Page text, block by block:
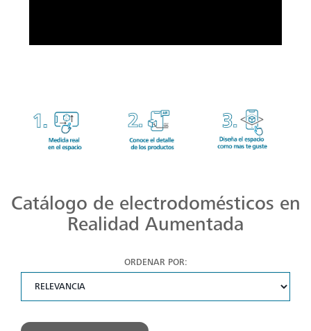
Catálogo de electrodomésticos en
Realidad Aumentada
ORDENAR POR: